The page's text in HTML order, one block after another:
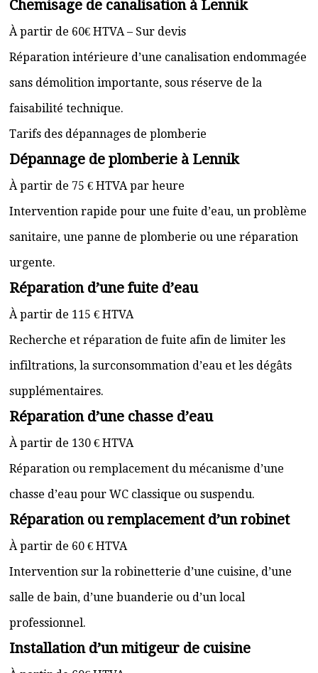
Chemisage de canalisation à Lennik
À partir de 60€ HTVA – Sur devis
Réparation intérieure d’une canalisation endommagée
sans démolition importante, sous réserve de la
faisabilité technique.
Tarifs des dépannages de plomberie
Dépannage de plomberie à Lennik
À partir de 75 € HTVA par heure
Intervention rapide pour une fuite d’eau, un problème
sanitaire, une panne de plomberie ou une réparation
urgente.
Réparation d’une fuite d’eau
À partir de 115 € HTVA
Recherche et réparation de fuite afin de limiter les
infiltrations, la surconsommation d’eau et les dégâts
supplémentaires.
Réparation d’une chasse d’eau
À partir de 130 € HTVA
Réparation ou remplacement du mécanisme d’une
chasse d’eau pour WC classique ou suspendu.
Réparation ou remplacement d’un robinet
À partir de 60 € HTVA
Intervention sur la robinetterie d’une cuisine, d’une
salle de bain, d’une buanderie ou d’un local
professionnel.
Installation d’un mitigeur de cuisine